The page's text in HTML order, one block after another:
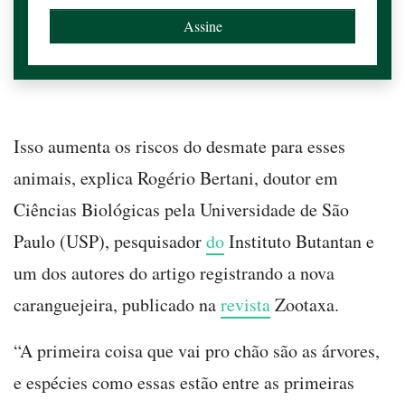
Isso aumenta os riscos do desmate para esses
animais, explica Rogério Bertani, doutor em
Ciências Biológicas pela Universidade de São
Paulo (USP), pesquisadordoInstituto Butantan e
um dos autores do artigo registrando a nova
caranguejeira, publicado narevistaZootaxa.
“A primeira coisa que vai pro chão são as árvores,
e espécies como essas estão entre as primeiras